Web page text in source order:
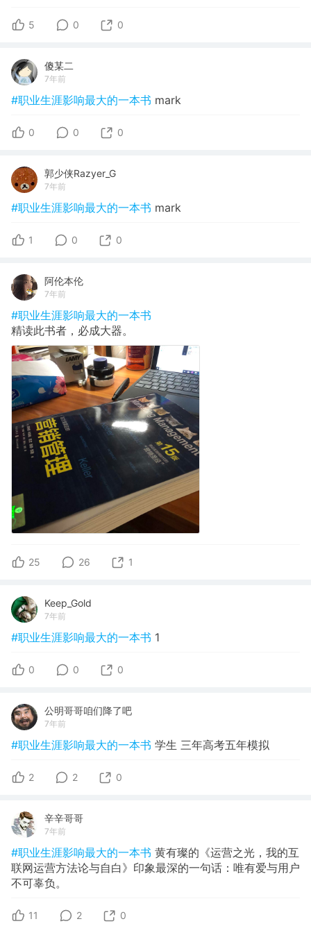
5 0 0
傻某二
7年前
#职业生涯影响最大的一本书 mark
0 0 0
郭少侠Razyer_G
7年前
#职业生涯影响最大的一本书 mark
1 0 0
阿伦本伦
7年前
#职业生涯影响最大的一本书
精读此书者，必成大器。
25 26 1
Keep_Gold
7年前
#职业生涯影响最大的一本书 1
0 0 0
公明哥哥咱们降了吧
7年前
#职业生涯影响最大的一本书 学生 三年高考五年模拟
2 2 0
辛辛哥哥
7年前
#职业生涯影响最大的一本书 黄有璨的《运营之光，我的互
联网运营方法论与自白》印象最深的一句话：唯有爱与用户
不可辜负。
11 2 0